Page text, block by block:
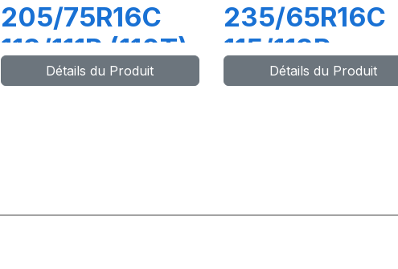
205/75R16C
113/111R (110T)
AGILIS 3
Détails du Produit
235/65R16C
115/113R
AGILIS 3
Détails du Produit